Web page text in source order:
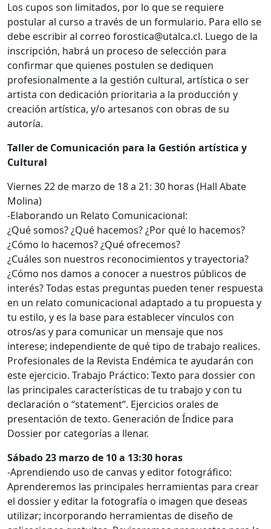
Los cupos son limitados, por lo que se requiere
postular al curso a través de un formulario. Para ello se
debe escribir al correo forostica@utalca.cl. Luego de la
inscripción, habrá un proceso de selección para
confirmar que quienes postulen se dediquen
profesionalmente a la gestión cultural, artística o ser
artista con dedicación prioritaria a la producción y
creación artística, y/o artesanos con obras de su
autoría.
Taller de Comunicación para la Gestión artística y
Cultural
Viernes 22 de marzo de 18 a 21: 30 horas (Hall Abate
Molina)
-Elaborando un Relato Comunicacional:
¿Qué somos? ¿Qué hacemos? ¿Por qué lo hacemos?
¿Cómo lo hacemos? ¿Qué ofrecemos?
¿Cuáles son nuestros reconocimientos y trayectoria?
¿Cómo nos damos a conocer a nuestros públicos de
interés? Todas estas preguntas pueden tener respuesta
en un relato comunicacional adaptado a tu propuesta y
tu estilo, y es la base para establecer vínculos con
otros/as y para comunicar un mensaje que nos
interese; independiente de qué tipo de trabajo realices.
Profesionales de la Revista Endémica te ayudarán con
este ejercicio. Trabajo Práctico: Texto para dossier con
las principales características de tu trabajo y con tu
declaración o “statement”. Ejercicios orales de
presentación de texto. Generación de Índice para
Dossier por categorías a llenar.
Sábado 23 marzo de 10 a 13:30 horas
-Aprendiendo uso de canvas y editor fotográfico:
Aprenderemos las principales herramientas para crear
el dossier y editar la fotografía o imagen que deseas
utilizar; incorporando herramientas de diseño de